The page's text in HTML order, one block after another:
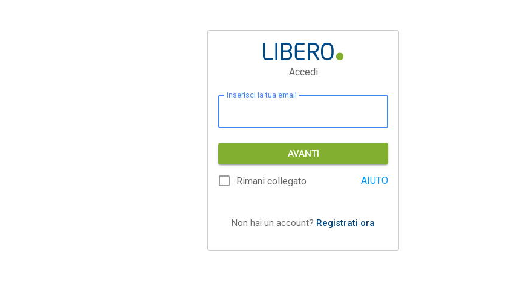
Accedi
Inserisci la tua email
AVANTI
Rimani collegato AIUTO
Non hai un account? Registrati ora